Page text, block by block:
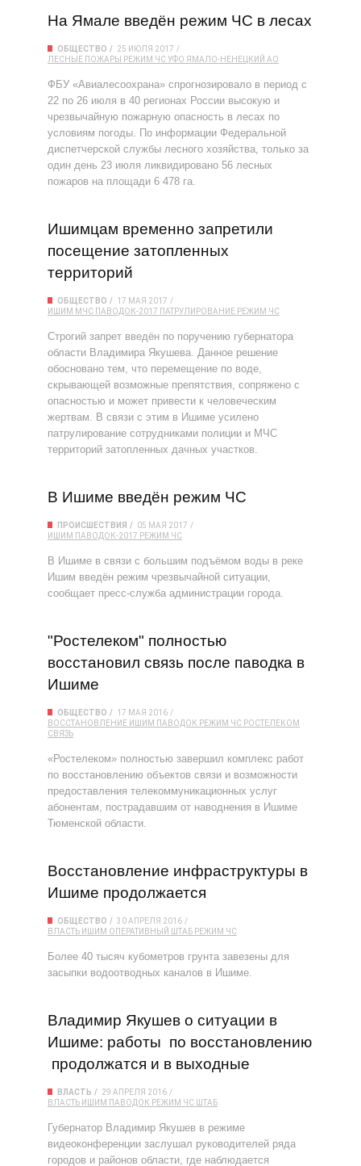
На Ямале введён режим ЧС в лесах
ОБЩЕСТВО
25 ИЮЛЯ 2017
ЛЕСНЫЕ ПОЖАРЫ
РЕЖИМ ЧС УФО ЯМАЛО-НЕНЕЦКИЙ АО
ФБУ «Авиалесоохрана» спрогнозировало в период с
22 по 26 июля в 40 регионах России высокую и
чрезвычайную пожарную опасность в лесах по
условиям погоды. По информации Федеральной
диспетчерской службы лесного хозяйства, только за
один день 23 июля ликвидировано 56 лесных
пожаров на площади 6 478 га.
Ишимцам временно запретили
посещение затопленных
территорий
ОБЩЕСТВО
17 МАЯ 2017
ИШИМ МЧС ПАВОДОК-2017 ПАТРУЛИРОВАНИЕ РЕЖИМ ЧС
Строгий запрет введён по поручению губернатора
области Владимира Якушева. Данное решение
обосновано тем, что перемещение по воде,
скрывающей возможные препятствия, сопряжено с
опасностью и может привести к человеческим
жертвам. В связи с этим в Ишиме усилено
патрулирование сотрудниками полиции и МЧС
территорий затопленных дачных участков.
В Ишиме введён режим ЧС
ПРОИСШЕСТВИЯ
05 МАЯ 2017
ИШИМ ПАВОДОК-2017 РЕЖИМ ЧС
В Ишиме в связи с большим подъёмом воды в реке
Ишим введён режим чрезвычайной ситуации,
сообщает пресс-служба администрации города.
"Ростелеком" полностью
восстановил связь после паводка в
Ишиме
ОБЩЕСТВО
17 МАЯ 2016
ВОССТАНОВЛЕНИЕ ИШИМ ПАВОДОК РЕЖИМ ЧС РОСТЕЛЕКОМ
СВЯЗЬ
«Ростелеком» полностью завершил комплекс работ
по восстановлению объектов связи и возможности
предоставления телекоммуникационных услуг
абонентам, пострадавшим от наводнения в Ишиме
Тюменской области.
Восстановление инфраструктуры в
Ишиме продолжается
ОБЩЕСТВО
30 АПРЕЛЯ 2016
ВЛАСТЬ ИШИМ ОПЕРАТИВНЫЙ ШТАБ РЕЖИМ ЧС
Более 40 тысяч кубометров грунта завезены для
засыпки водоотводных каналов в Ишиме.
Владимир Якушев о ситуации в
Ишиме: работы по восстановлению
продолжатся и в выходные
ВЛАСТЬ
29 АПРЕЛЯ 2016
ВЛАСТЬ ИШИМ ПАВОДОК РЕЖИМ ЧС ШТАБ
Губернатор Владимир Якушев в режиме
видеоконференции заслушал руководителей ряда
городов и районов области, где наблюдается